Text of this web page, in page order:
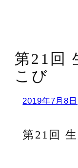
第21回
こび
2019年7月8日
第21回